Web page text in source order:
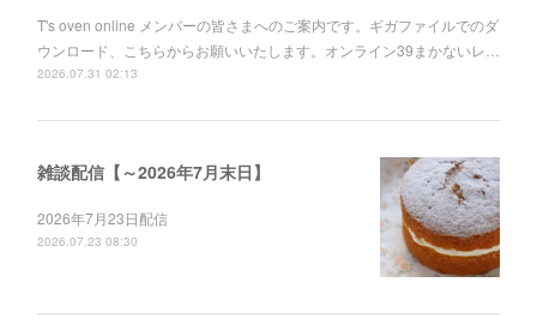
T's oven online メンバーの皆さまへのご案内です。ギガファイルでのダ
ウンロード、こちらからお願いいたします。オンライン39まかないレ…
2026.07.31 02:13
雑談配信【～2026年7月末日】
2026年7月23日配信
2026.07.23 08:30